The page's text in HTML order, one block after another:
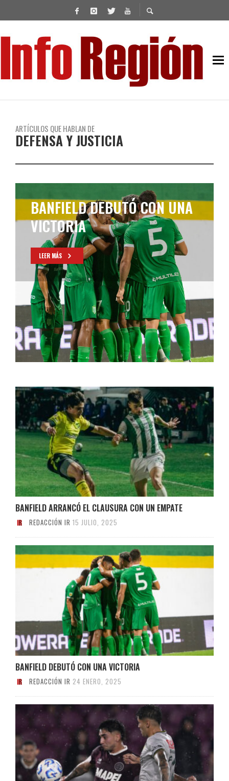
ARTÍCULOS QUE HABLAN DE
DEFENSA Y JUSTICIA
EMPATE DE LANÚS, DE CARA
AL CLÁSICO DEL SUR
LEER MÁS
BANFIELD ARRANCÓ EL CLAUSURA CON UN EMPATE
REDACCIÓN IR 15 JULIO, 2025
BANFIELD DEBUTÓ CON UNA VICTORIA
REDACCIÓN IR 24 ENERO, 2025